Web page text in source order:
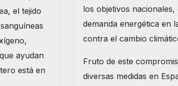
el tejido
ayudan
está en
los objetivos
demanda energética en
contra el cambio
Fruto de este
diversas medidas en